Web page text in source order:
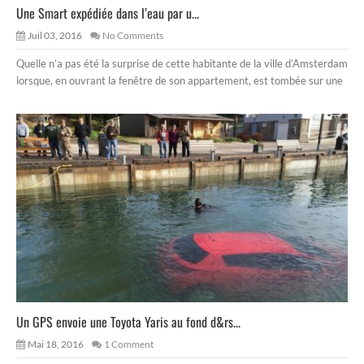
Une Smart expédiée dans l’eau par u...
Juil 03, 2016 No Comments
Quelle n’a pas été la surprise de cette habitante de la ville d’Amsterdam
lorsque, en ouvrant la fenêtre de son appartement, est tombée sur une
Un GPS envoie une Toyota Yaris au fond d&rs...
Mai 18, 2016 1 Comment